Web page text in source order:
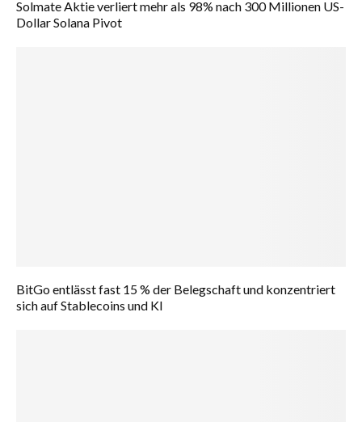
Solmate Aktie verliert mehr als 98% nach 300 Millionen US-
Dollar Solana Pivot
BitGo entlässt fast 15 % der Belegschaft und konzentriert
sich auf Stablecoins und KI